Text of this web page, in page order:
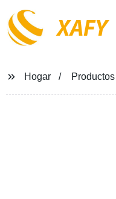
XAFY
Hogar Productos